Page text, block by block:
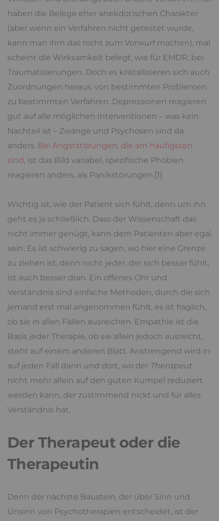
haben die Belege eher anekdotischen Charakter
(aber wenn ein Verfahren nicht getestet wurde,
kann man ihm das nicht zum Vorwurf machen), mal
scheint die Wirksamkeit belegt, wie für EMDR, bei
Traumatisierungen. Doch es kristallisieren sich auch
Zuordnungen heraus, von bestimmten Problemen
zu bestimmten Verfahren. Depressionen reagieren
gut auf alle möglichen Interventionen – was kein
Nachteil ist – Zwänge und Psychosen sind da
anders. Bei Angststörungen, die am häufigsten
sind, ist das Bild variabel, spezifische Phobien
reagieren anders, als Panikstörungen.[1]
Wichtig ist, wie der Patient sich fühlt, denn um ihn
geht es ja schließlich. Dass der Wissenschaft das
nicht immer genügt, kann dem Patienten aber egal
sein. Es ist schwierig zu sagen, wo hier eine Grenze
zu ziehen ist, denn nicht jeder, der sich besser fühlt,
ist auch besser dran. Ein offenes Ohr und
Verständnis sind einfache Methoden, durch die sich
jemand erst mal angenommen fühlt, es ist fraglich,
ob sie in allen Fällen ausreichen. Empathie ist die
Basis jeder Therapie, ob sie allein jedoch ausreicht,
steht auf einem anderen Blatt. Anstrengend wird in
auf jeden Fall dann und dort, wo der Therapeut
nicht mehr allein auf den guten Kumpel reduziert
werden kann, der zustimmend nickt und für alles
Verständnis hat.
Der Therapeut oder die
Therapeutin
Denn der nächste Baustein, der über Sinn und
Unsinn von Psychotherapien entscheidet, ist der